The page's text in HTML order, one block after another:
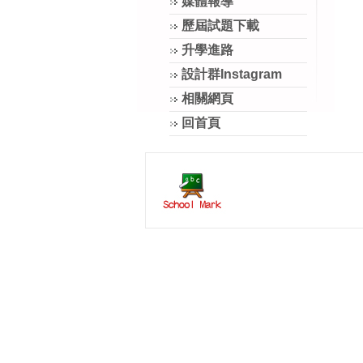
歷屆試題下載
升學進路
設計群Instagram
相關網頁
回首頁